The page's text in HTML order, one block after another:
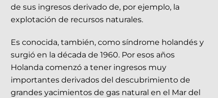
de sus ingresos derivado de, por ejemplo, la
explotación de recursos naturales.
Es conocida, también, como síndrome holandés y
surgió en la década de 1960. Por esos años
Holanda comenzó a tener ingresos muy
importantes derivados del descubrimiento de
grandes yacimientos de gas natural en el Mar del